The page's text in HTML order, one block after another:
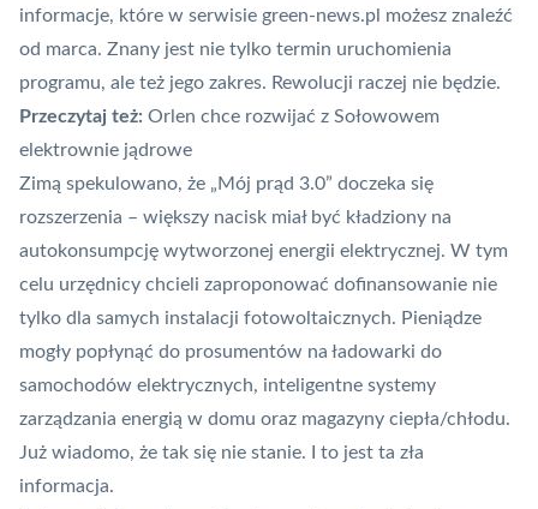
informacje, które w serwisie green-news.pl możesz znaleźć
od marca. Znany jest nie tylko termin uruchomienia
programu, ale też jego zakres. Rewolucji raczej nie będzie.
Przeczytaj też: Orlen chce rozwijać z Sołowowem
elektrownie jądrowe
Zimą spekulowano, że „Mój prąd 3.0” doczeka się
rozszerzenia – większy nacisk miał być kładziony na
autokonsumpcję wytworzonej energii elektrycznej. W tym
celu urzędnicy chcieli zaproponować dofinansowanie nie
tylko dla samych instalacji fotowoltaicznych. Pieniądze
mogły popłynąć do prosumentów na ładowarki do
samochodów elektrycznych, inteligentne systemy
zarządzania energią w domu oraz magazyny ciepła/chłodu.
Już wiadomo, że tak się nie stanie. I to jest ta zła
informacja.